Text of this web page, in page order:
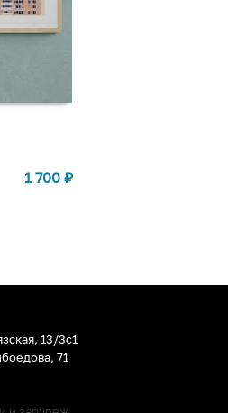
1 700 ₽
13/3c1
71